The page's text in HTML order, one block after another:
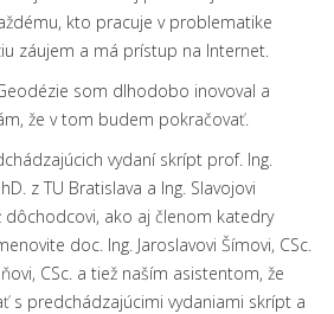
kto pracuje v problematike
záujem a má prístup na Internet.
som dlhodobo inovoval a
že v tom budem pokračovať.
vydaní skrípt prof. Ing.
z TU Bratislava a Ing. Slavojovi
dôchodcovi, ako aj členom katedry
doc. Ing. Jaroslavovi Šímovi, CSc.
CSc. a tiež naším asistentom, že
s predchádzajúcimi vydaniami skrípt a